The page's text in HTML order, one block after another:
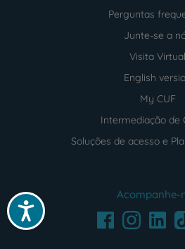
Acessibilidade
Perguntas
Junte-se a
Visita Virtual
English
My CUF
Intermediação de
Soluções de acesso e
Acompanhe-
FacebookInstagramLinkedIn